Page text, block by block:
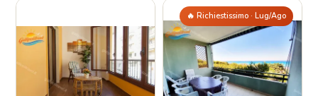
🔥 Richiestissimo · Lug/Ago